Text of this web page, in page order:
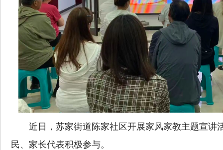
近日，苏家街道陈家社区开展家风家教主题宣讲
民、家长代表积极参与。